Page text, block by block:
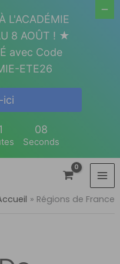
Régions de France
L'ACADÉMIE
8 AOÛT ! ★
avec Code
ETE26
ici
08
Seconds